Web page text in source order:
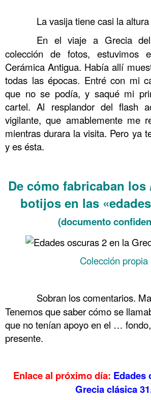
La vasija tiene casi la
En el viaje a Grecia
colección de fotos, estuvimos
Cerámica Antigua. Había allí
todas las épocas. Entré con mi
que no se podía, y saqué mi
cartel. Al resplandor del flash
vigilante, que amablemente me
mientras durara la visita. Pero ya
y es ésta.
De cómo fabricaban los
botijos en las
(documento
Colección propia
Sobran los comentarios.
Tenemos que saber cómo se
que no tenían apoyo en el …
presente.
Enlace al próximo día: Edades
Grecia clásica